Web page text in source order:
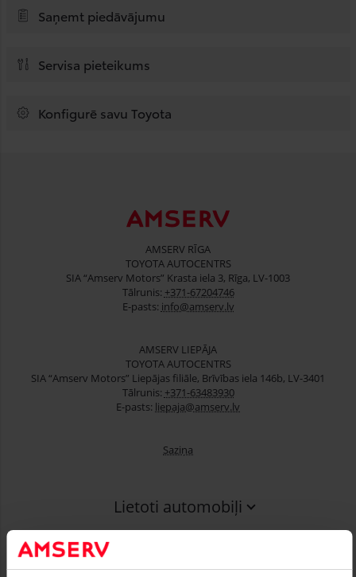
Saņemt piedāvājumu
Servisa pieteikums
Konfigurē savu Toyota
AMSERV RĪGA
TOYOTA AUTOCENTRS
SIA “Amserv Motors” Krasta iela 3, Rīga, LV-1003
Tālrunis: +371-67204746
E-pasts: info@amserv.lv
AMSERV LIEPĀJA
TOYOTA AUTOCENTRS
SIA “Amserv Motors” Liepājas filiāle, Brīvības iela 146b, LV-3401
Tālrunis: +371-63483930
E-pasts: liepaja@amserv.lv
Saziņa
Lietoti automobiļi
Serviss